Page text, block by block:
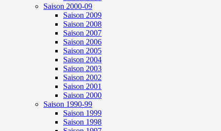
Saison 2000-09
Saison 2009
Saison 2008
Saison 2007
Saison 2006
Saison 2005
Saison 2004
Saison 2003
Saison 2002
Saison 2001
Saison 2000
Saison 1990-99
Saison 1999
Saison 1998